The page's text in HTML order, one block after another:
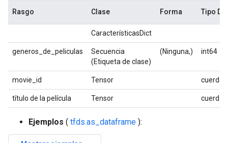
Rasgo Clase Forma Tipo D
CaracterísticasDict
generos_de_peliculas
Secuencia
(Etiqueta de clase)
(Ninguna,) int64
movie_id Tensor cuerda
título de la película Tensor cuerda
Ejemplos ( tfds.as_dataframe ):